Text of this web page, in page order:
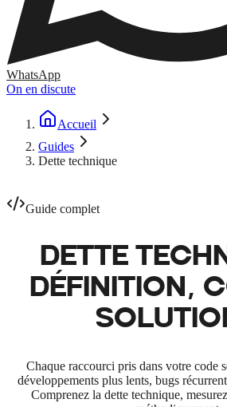
WhatsApp
On en discute
Accueil
Guides
Dette technique
Guide complet
DETTE
DÉFINITION,
Chaque raccourci pris dans votre code
développements plus lents, bugs
Comprenez la dette technique,